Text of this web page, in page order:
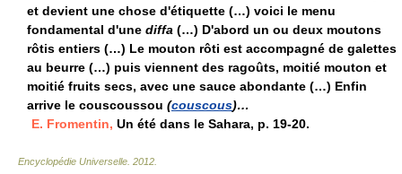
et devient une chose d'étiquette (…) voici le menu
fondamental d'une diffa (…) D'abord un ou deux moutons
rôtis entiers (…) Le mouton rôti est accompagné de galettes
au beurre (…) puis viennent des ragoûts, moitié mouton et
moitié fruits secs, avec une sauce abondante (…) Enfin
arrive le couscoussou (couscous)…
E. Fromentin, Un été dans le Sahara, p. 19-20.
Encyclopédie Universelle 2012